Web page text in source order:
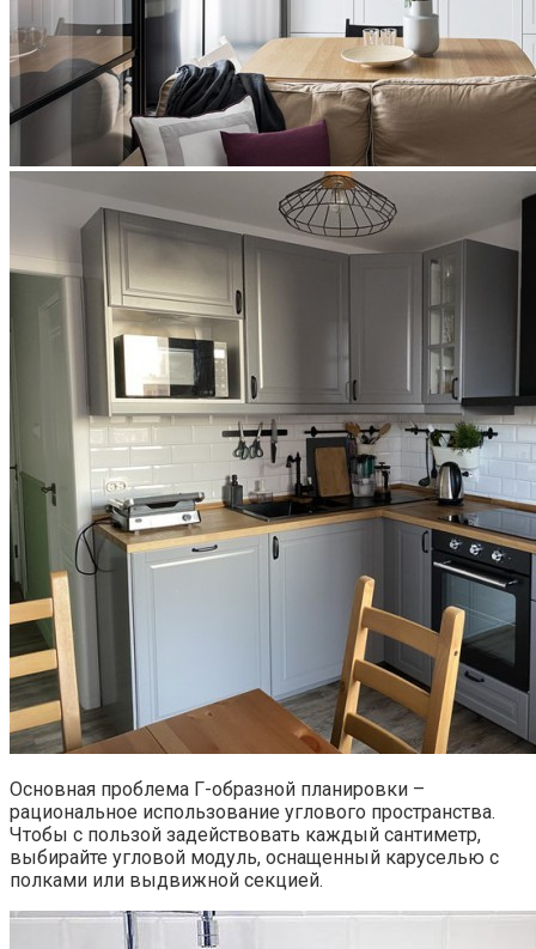
Основная проблема Г-образной планировки –
рациональное использование углового пространства.
Чтобы с пользой задействовать каждый сантиметр,
выбирайте угловой модуль, оснащенный каруселью с
полками или выдвижной секцией.